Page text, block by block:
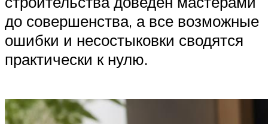
до совершенства, а все возможные
ошибки и несостыковки сводятся
практически к нулю.